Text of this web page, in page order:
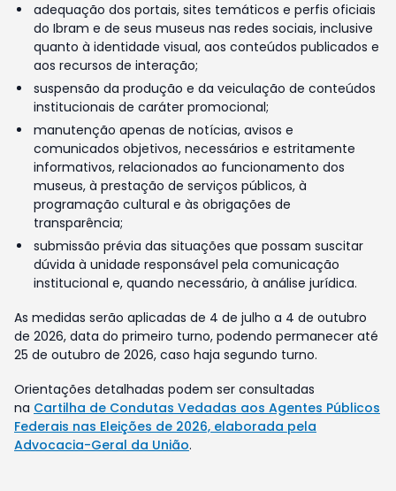
adequação dos portais, sites temáticos e perfis oficiais
do Ibram e de seus museus nas redes sociais, inclusive
quanto à identidade visual, aos conteúdos publicados e
aos recursos de interação;
suspensão da produção e da veiculação de conteúdos
institucionais de caráter promocional;
manutenção apenas de notícias, avisos e
comunicados objetivos, necessários e estritamente
informativos, relacionados ao funcionamento dos
museus, à prestação de serviços públicos, à
programação cultural e às obrigações de
transparência;
submissão prévia das situações que possam suscitar
dúvida à unidade responsável pela comunicação
institucional e, quando necessário, à análise jurídica.
As medidas serão aplicadas de 4 de julho a 4 de outubro
de 2026, data do primeiro turno, podendo permanecer até
25 de outubro de 2026, caso haja segundo turno.
Orientações detalhadas podem ser consultadas
na Cartilha de Condutas Vedadas aos Agentes Públicos
Federais nas Eleições de 2026, elaborada pela
Advocacia-Geral da União.